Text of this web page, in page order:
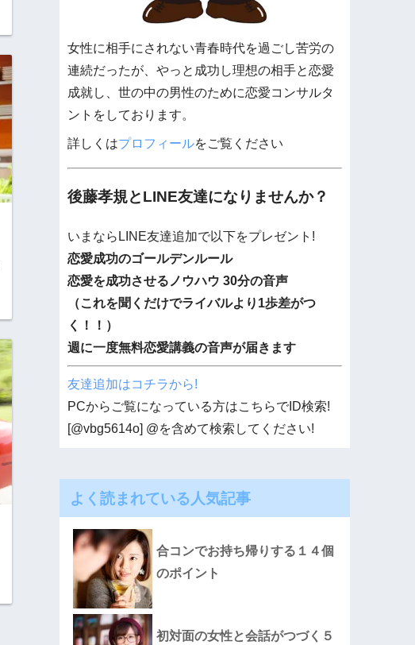
女性に相手にされない青春時代を過ごし苦労の
連続だったが、やっと成功し理想の相手と恋愛
成就し、世の中の男性のために恋愛コンサルタ
ントをしております。
詳しくはプロフィールをご覧ください
後藤孝規とLINE友達になりませんか？
いまならLINE友達追加で以下をプレゼント!
恋愛成功のゴールデンルール
恋愛を成功させるノウハウ 30分の音声
（これを聞くだけでライバルより1歩差がつ
く！！）
週に一度無料恋愛講義の音声が届きます
友達追加はコチラから!
PCからご覧になっている方はこちらでID検索!
[@vbg5614o] @を含めて検索してください!
よく読まれている人気記事
合コンでお持ち帰りする１４個
のポイント
初対面の女性と会話がつづく５